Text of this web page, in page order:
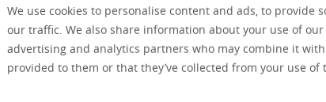
We use cookies to personalise content and ads, to provide
our traffic. We also share information about your use of
advertising and analytics partners who may combine it
provided to them or that they’ve collected from your use of
doorlooptijden kan leiden. “We willen in dit
meter efficiënt met de ruimte omgaan, daar helpt